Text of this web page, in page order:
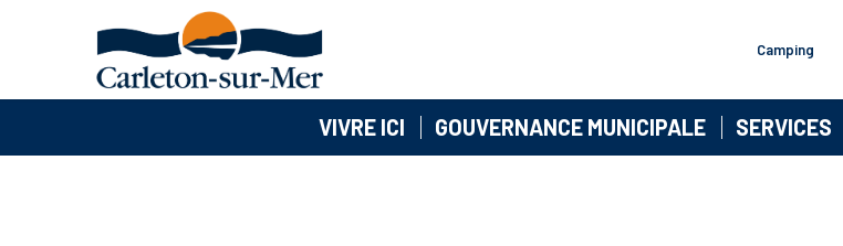
Camping
VIVRE ICI GOUVERNANCE MUNICIPALE SERVICES